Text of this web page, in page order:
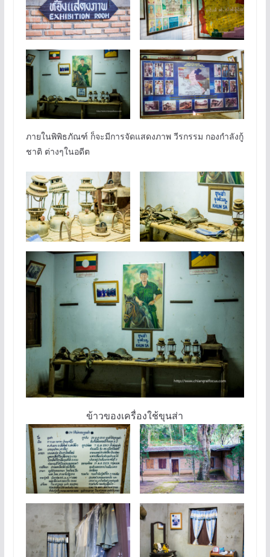
ภายในพิพิธภัณฑ์ ก็จะมีการจัดแสดงภาพ วีรกรรม กองกำลังกู้
ชาติ ต่างๆในอดีต
ข้าวของเครื่องใช้ขุนส่า